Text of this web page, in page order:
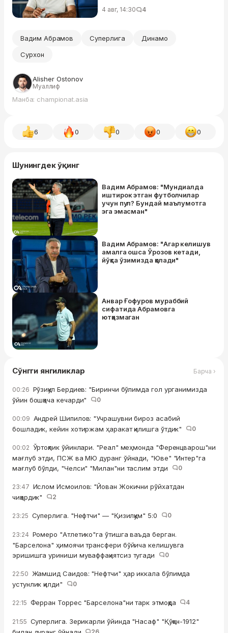
4 авг, 14:30 4
Вадим Абрамов Суперлига
Динамо
Сурхон
Alisher Ostonov
Муаллиф
Манба: championat.asia
6 0 0 0 0
Шунингдек ўқинг
Вадим Абрамов: "Мундиалда
иштирок этган футболчилар
учун пул? Бундай маълумотга
эга эмасман"
Вадим Абрамов: "Агар келишув
амалга ошса Ўрозов кетади,
йўқса ўзимизда қолади"
Анвар Ғофуров мураббий
сифатида Абрамовга
ютқазмаган
Сўнгги янгиликлар Барча ›
00:26 Рўзиқул Бердиев: "Биринчи бўлимда гол урганимизда
ўйин бошқача кечарди"
0
00:09 Андрей Шипилов: "Учрашувни бироз асабий
бошладик, кейин хотиржам ҳаракат қилишга ўтдик"
0
00:02 Ўртоқлик ўйинлари. "Реал" меҳмонда "Ференцварош"ни
мағлуб этди, ПСЖ ва МЮ дуранг ўйнади, "Юве" "Интер"га
мағлуб бўлди, "Челси" "Милан"ни таслим этди
0
23:47 Ислом Исмоилов: "Йован Жокични рўйхатдан
чиқардик"
2
23:25 Суперлига. "Нефтчи" — "Қизилқум" 5:0 0
23:24 Ромеро "Атлетико"га ўтишга ваъда берган.
"Барселона" ҳимоячи трансфери бўйича келишувга
эришишга уриниши муваффақиятсиз тугади
0
22:50 Жамшид Саидов: "Нефтчи" ҳар иккала бўлимда
устунлик қилди"
0
22:15 Ферран Торрес "Барселона"ни тарк этмоқда 4
21:55 Суперлига. Зерикарли ўйинда "Насаф" "Қўқон-1912"